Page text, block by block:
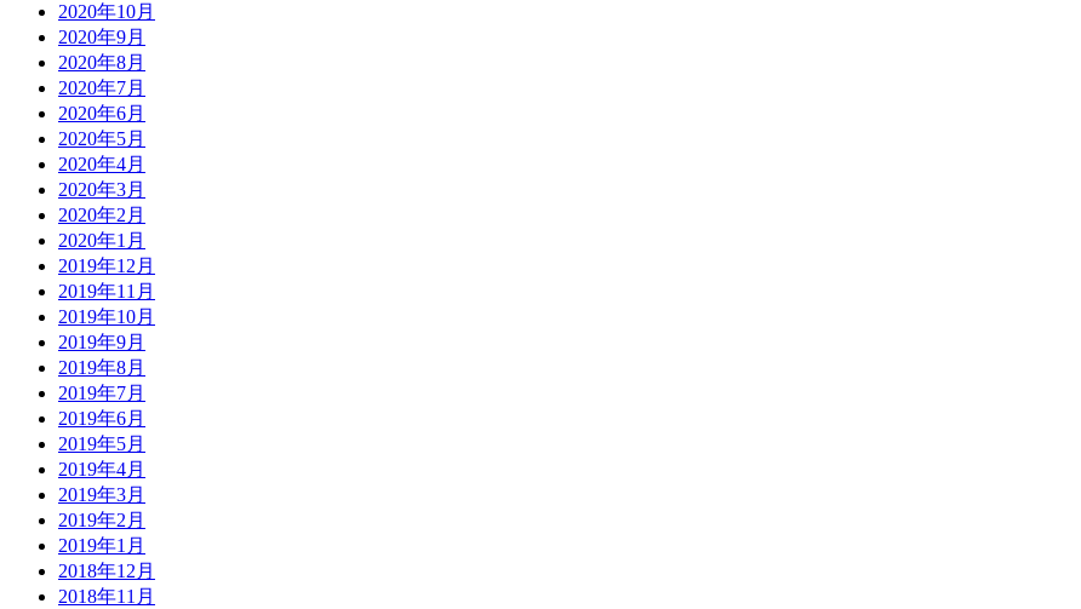
2020年10月
2020年9月
2020年8月
2020年7月
2020年6月
2020年5月
2020年4月
2020年3月
2020年2月
2020年1月
2019年12月
2019年11月
2019年10月
2019年9月
2019年8月
2019年7月
2019年6月
2019年5月
2019年4月
2019年3月
2019年2月
2019年1月
2018年12月
2018年11月